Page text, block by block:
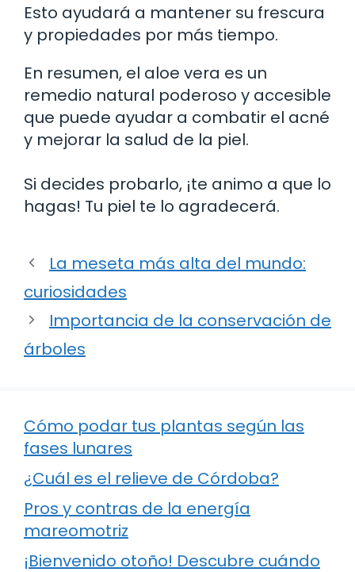
Esto ayudará a mantener su frescura
y propiedades por más tiempo.
En resumen, el aloe vera es un
remedio natural poderoso y accesible
que puede ayudar a combatir el acné
y mejorar la salud de la piel.
Si decides probarlo, ¡te animo a que lo
hagas! Tu piel te lo agradecerá.
La meseta más alta del mundo:
curiosidades
Importancia de la conservación de
árboles
Cómo podar tus plantas según las
fases lunares
¿Cuál es el relieve de Córdoba?
Pros y contras de la energía
mareomotriz
¡Bienvenido otoño! Descubre cuándo